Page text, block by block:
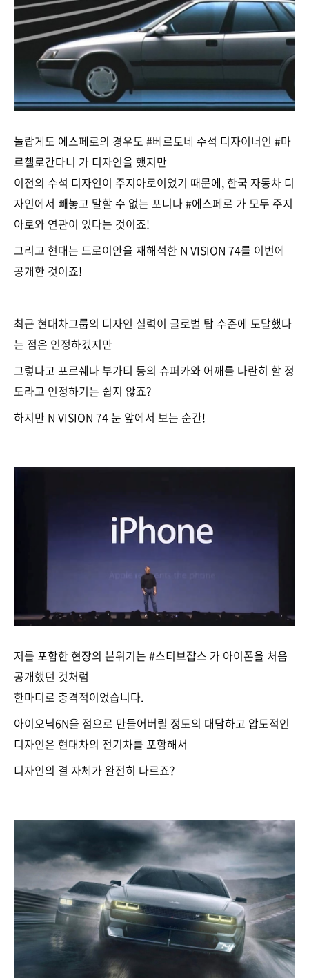
놀랍게도 에스페로의 경우도 #베르토네 수석 디자이너인 #마
르첼로간다니 가 디자인을 했지만
이전의 수석 디자인이 주지아로이었기 때문에, 한국 자동차 디
자인에서 빼놓고 말할 수 없는 포니나 #에스페로 가 모두 주지
아로와 연관이 있다는 것이죠!
그리고 현대는 드로이안을 재해석한 N VISION 74를 이번에
공개한 것이죠!
최근 현대차그룹의 디자인 실력이 글로벌 탑 수준에 도달했다
는 점은 인정하겠지만
그렇다고 포르쉐나 부가티 등의 슈퍼카와 어깨를 나란히 할 정
도라고 인정하기는 쉽지 않죠?
하지만 N VISION 74 눈 앞에서 보는 순간!
저를 포함한 현장의 분위기는 #스티브잡스 가 아이폰을 처음
공개했던 것처럼
한마디로 충격적이었습니다.
아이오닉6N을 점으로 만들어버릴 정도의 대담하고 압도적인
디자인은 현대차의 전기차를 포함해서
디자인의 결 자체가 완전히 다르죠?